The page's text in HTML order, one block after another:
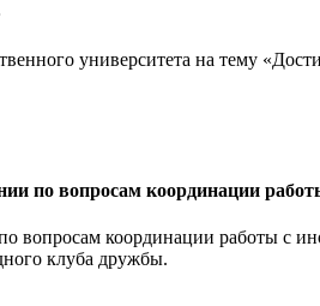
университета на тему
по вопросам координации
вопросам координации работы с
клуба дружбы.